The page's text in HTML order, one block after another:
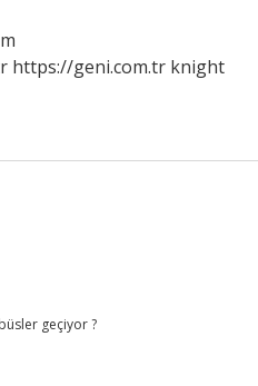
https://geni.com.tr knight
geçiyor ?